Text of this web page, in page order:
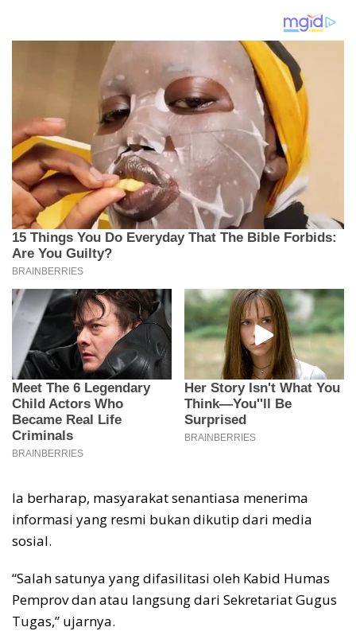
Ia berharap, masyarakat senantiasa menerima
informasi yang resmi bukan dikutip dari media
sosial.
“Salah satunya yang difasilitasi oleh Kabid Humas
Pemprov dan atau langsung dari Sekretariat Gugus
Tugas,” ujarnya.